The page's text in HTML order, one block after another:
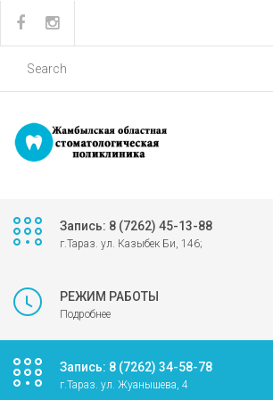
Запись: 8 (7262) 45-13-88
г.Тараз. ул. Казыбек Би, 146;
РЕЖИМ РАБОТЫ
Подробнее
Запись: 8 (7262) 34-58-78
г.Тараз. ул. Жуанышева, 4